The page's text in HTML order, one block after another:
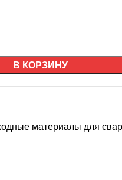
В КОРЗИНУ
материалы для